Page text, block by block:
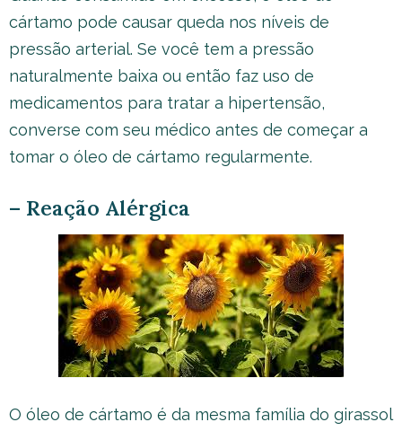
cártamo pode causar queda nos níveis de
pressão arterial. Se você tem a pressão
naturalmente baixa ou então faz uso de
medicamentos para tratar a hipertensão,
converse com seu médico antes de começar a
tomar o óleo de cártamo regularmente.
– Reação Alérgica
O óleo de cártamo é da mesma família do girassol